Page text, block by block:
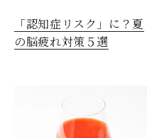
「認知症リスク」に？夏
の脳疲れ対策５選